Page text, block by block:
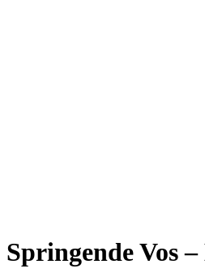
Springende Vos –